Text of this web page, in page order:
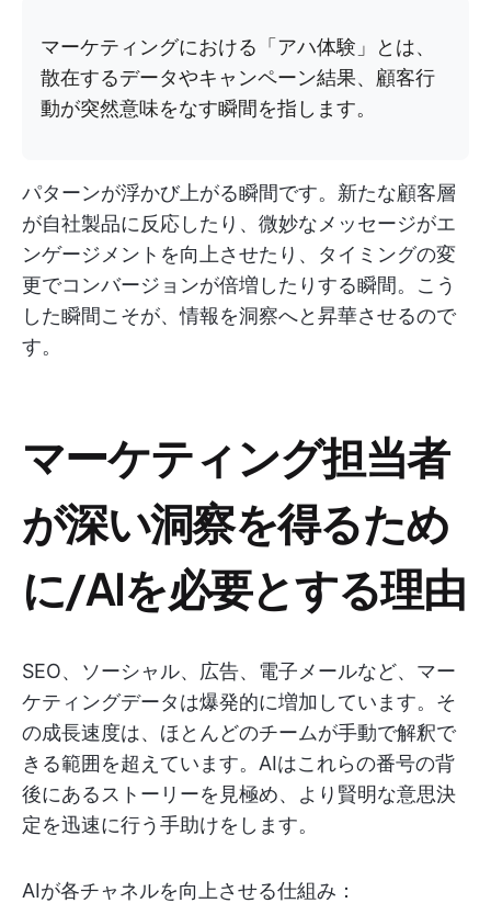
マーケティングにおける「アハ体験」とは、
散在するデータやキャンペーン結果、顧客行
動が突然意味をなす瞬間を指します。
パターンが浮かび上がる瞬間です。新たな顧客層
が自社製品に反応したり、微妙なメッセージがエ
ンゲージメントを向上させたり、タイミングの変
更でコンバージョンが倍増したりする瞬間。こう
した瞬間こそが、情報を洞察へと昇華させるので
す。
マーケティング担当者
が深い洞察を得るため
に/AIを必要とする理由
SEO、ソーシャル、広告、電子メールなど、マー
ケティングデータは爆発的に増加しています。そ
の成長速度は、ほとんどのチームが手動で解釈で
きる範囲を超えています。AIはこれらの番号の背
後にあるストーリーを見極め、より賢明な意思決
定を迅速に行う手助けをします。
AIが各チャネルを向上させる仕組み：